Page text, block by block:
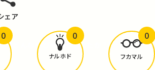
ェア
どんな学びがありましたか？
0
ナルホド
0
フカマル
0